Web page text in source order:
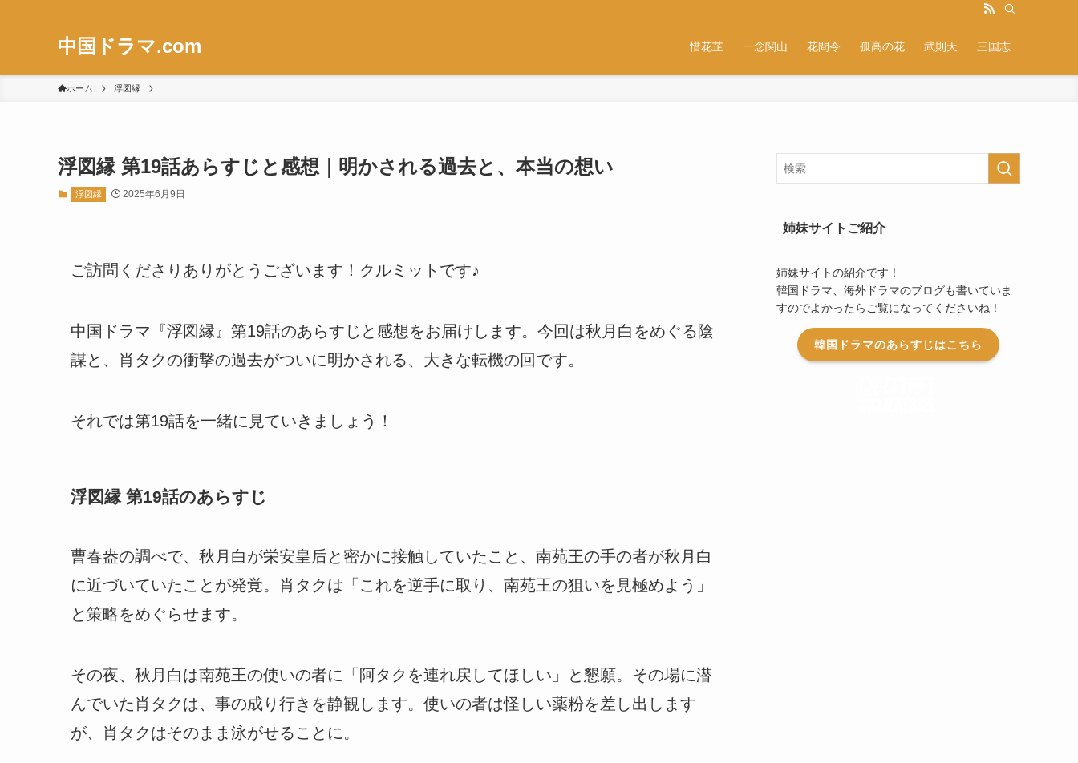
中国ドラマ.com 惜花芷 一念関山 花間令 孤高の花 武則天 三国志
ホーム 浮図縁
浮図縁 第19話あらすじと感想｜明かされる過去と、本当の想い
浮図縁 2025年6月9日
ご訪問くださりありがとうございます！クルミットです♪
中国ドラマ『浮図縁』第19話のあらすじと感想をお届けします。今回は秋月白をめぐる陰
謀と、肖タクの衝撃の過去がついに明かされる、大きな転機の回です。
それでは第19話を一緒に見ていきましょう！
浮図縁 第19話のあらすじ
曹春盎の調べで、秋月白が栄安皇后と密かに接触していたこと、南苑王の手の者が秋月白
に近づいていたことが発覚。肖タクは「これを逆手に取り、南苑王の狙いを見極めよう」
と策略をめぐらせます。
その夜、秋月白は南苑王の使いの者に「阿タクを連れ戻してほしい」と懇願。その場に潜
んでいた肖タクは、事の成り行きを静観します。使いの者は怪しい薬粉を差し出します
が、肖タクはそのまま泳がせることに。
姉妹サイトご紹介
姉妹サイトの紹介です！
韓国ドラマ、海外ドラマのブログも書いていま
すのでよかったらご覧になってくださいね！
韓国ドラマのあらすじはこちら